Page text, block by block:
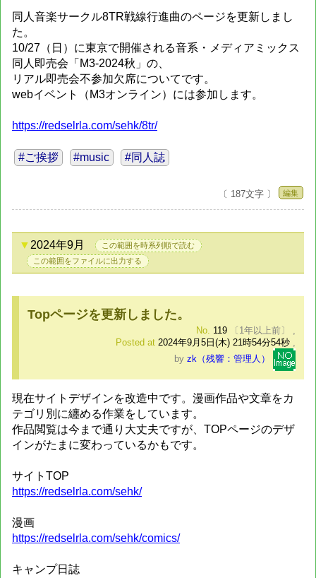
同人音楽サークル8TR戦線行進曲のページを更新しまし
た。
10/27（日）に東京で開催される音系・メディアミックス
同人即売会「M3-2024秋」の、
リアル即売会不参加欠席についてです。
webイベント（M3オンライン）には参加します。
https://redselrla.com/sehk/8tr/
#ご挨拶 #music #同人誌
〔 187文字 〕 編集
2024年9月
この範囲を時系列順で読む
この範囲をファイルに出力する
Topページを更新しました。
No. 119 〔1年以上前〕
,
Posted at 2024年9月5日(木) 21時54分54秒 ,
by zk（残響：管理人）
現在サイトデザインを改造中です。漫画作品や文章をカ
テゴリ別に纏める作業をしています。
作品閲覧は今まで通り大丈夫ですが、TOPページのデザ
インがたまに変わっているかもです。
サイトTOP
https://redselrla.com/sehk/
漫画
https://redselrla.com/sehk/comics/
キャンプ日誌